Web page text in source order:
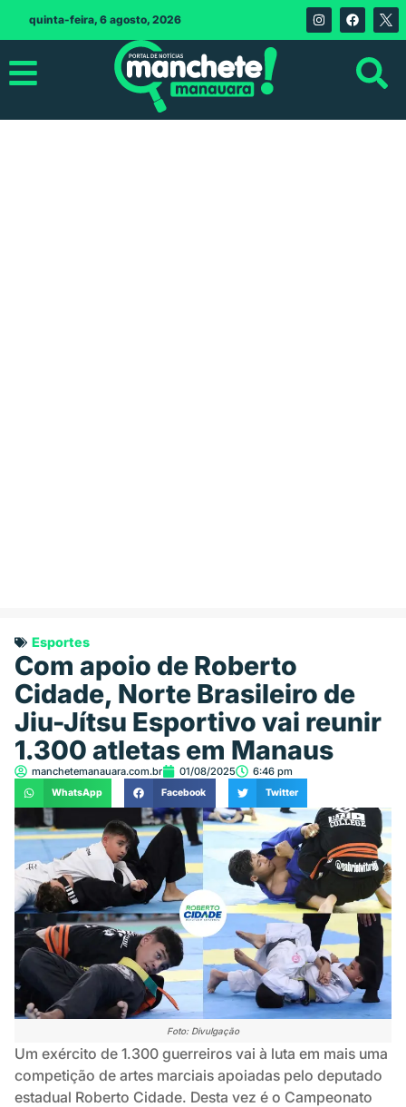
quinta-feira, 6 agosto, 2026
Esportes
Com apoio de Roberto
Cidade, Norte Brasileiro de
Jiu-Jítsu Esportivo vai reunir
1.300 atletas em Manaus
manchetemanauara.com.br 01/08/2025 6:46 pm
WhatsApp Facebook Twitter
Foto: Divulgação
Um exército de 1.300 guerreiros vai à luta em mais uma
competição de artes marciais apoiadas pelo deputado
estadual Roberto Cidade. Desta vez é o Campeonato